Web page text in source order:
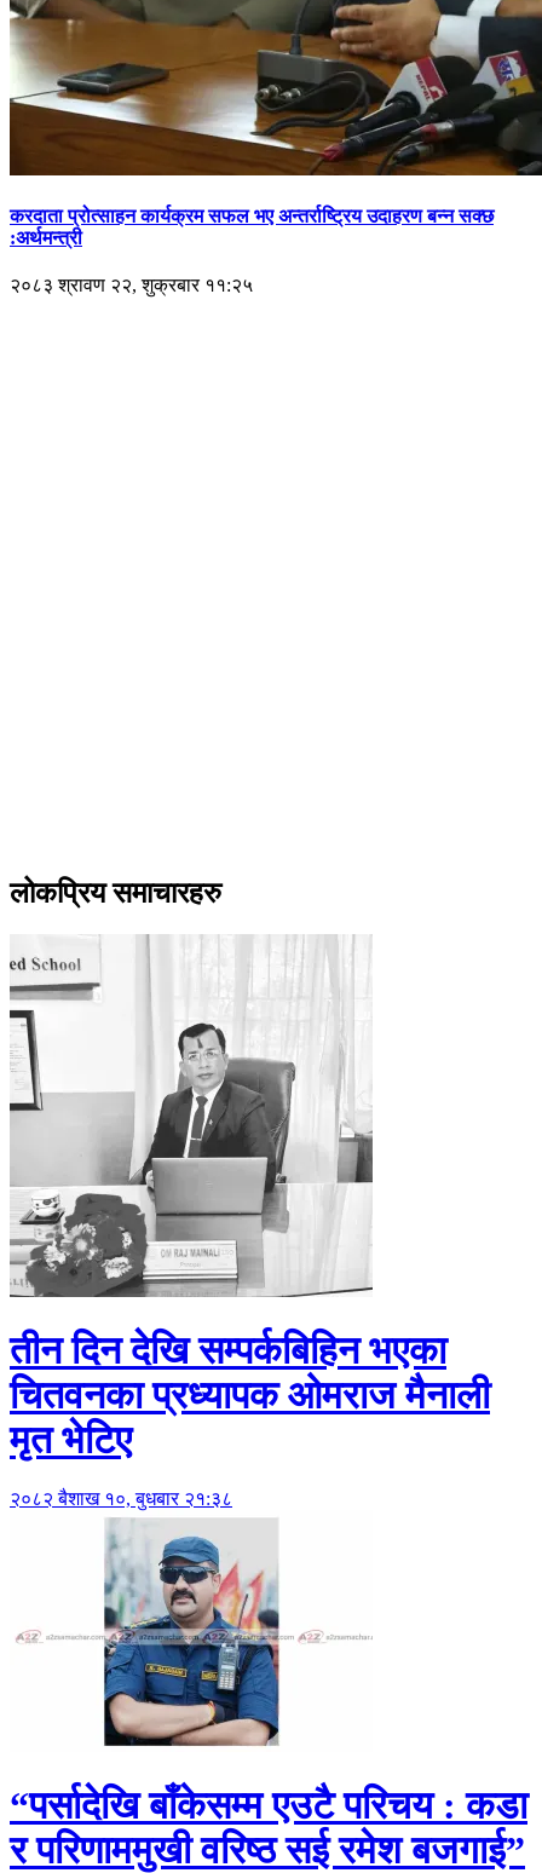
करदाता प्रोत्साहन कार्यक्रम सफल भए अन्तर्राष्ट्रिय उदाहरण बन्न सक्छ
:अर्थमन्त्री
२०८३ श्रावण २२, शुक्रबार ११:२५
लोकप्रिय समाचारहरु
तीन दिन देखि सम्पर्कबिहिन भएका
चितवनका प्रध्यापक ओमराज मैनाली
मृत भेटिए
२०८२ बैशाख १०, बुधबार २१:३८
“पर्सादेखि बाँकेसम्म एउटै परिचय : कडा
र परिणाममुखी वरिष्ठ सई रमेश बजगाई”